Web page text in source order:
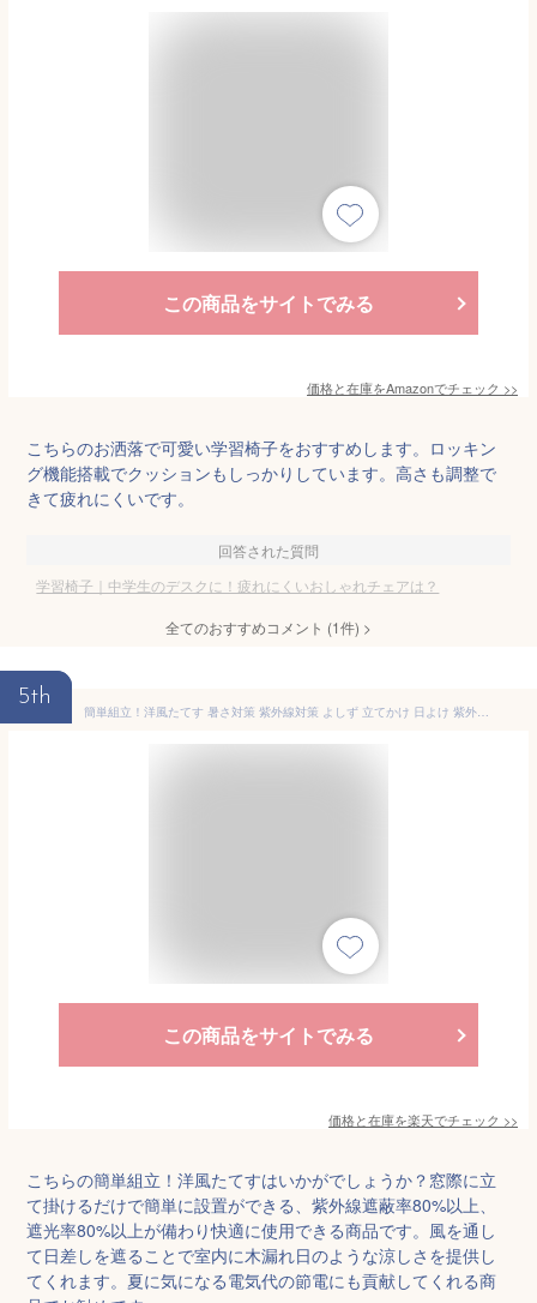
この商品をサイトでみる
価格と在庫をAmazonでチェック >>
こちらのお洒落で可愛い学習椅子をおすすめします。ロッキン
グ機能搭載でクッションもしっかりしています。高さも調整で
きて疲れにくいです。
回答された質問
学習椅子｜中学生のデスクに！疲れにくいおしゃれチェアは？
全てのおすすめコメント (1件) >
5th
簡単組立！洋風たてす 暑さ対策 紫外線対策 よしず 立てかけ 日よけ 紫外線遮蔽率80%以上 目隠し 遮光率80%以上 組立て簡単 ハトメ穴あり ハトメ直径約1.3cm 玄関 バルコニー ベランダ 縁側 夏《OS》
この商品をサイトでみる
価格と在庫を楽天でチェック >>
こちらの簡単組立！洋風たてすはいかがでしょうか？窓際に立
て掛けるだけで簡単に設置ができる、紫外線遮蔽率80%以上、
遮光率80%以上が備わり快適に使用できる商品です。風を通し
て日差しを遮ることで室内に木漏れ日のような涼しさを提供し
てくれます。夏に気になる電気代の節電にも貢献してくれる商